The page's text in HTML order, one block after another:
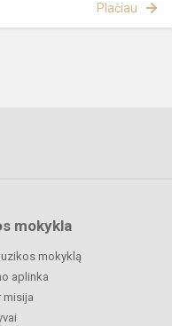
Plačiau
mokykla
mokyklą
aplinka
misija